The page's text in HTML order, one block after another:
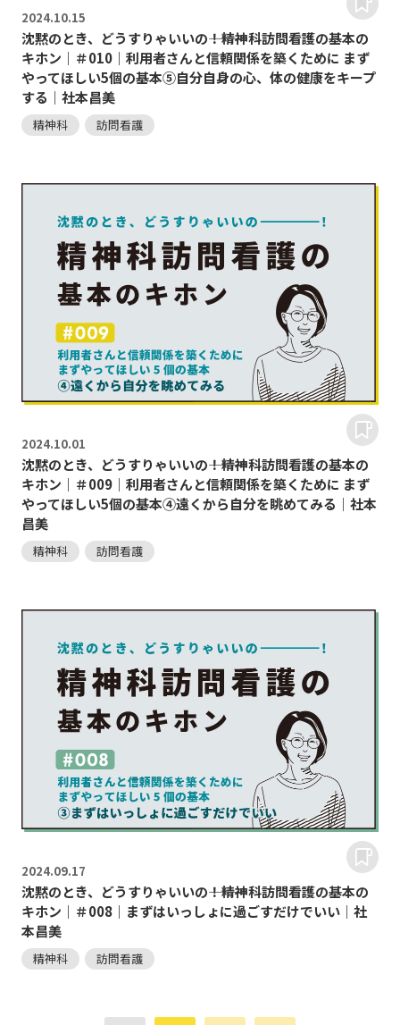
2024.10.15
沈黙のとき、どうすりゃいいの―――！精神科訪問看護の基本の
キホン｜＃010｜利用者さんと信頼関係を築くために まず
やってほしい5個の基本⑤自分自身の心、体の健康をキープ
する｜社本昌美
精神科 訪問看護
2024.10.01
沈黙のとき、どうすりゃいいの―――！精神科訪問看護の基本の
キホン｜＃009｜利用者さんと信頼関係を築くために まず
やってほしい5個の基本④遠くから自分を眺めてみる｜社本
昌美
精神科 訪問看護
2024.09.17
沈黙のとき、どうすりゃいいの―――！精神科訪問看護の基本の
キホン｜＃008｜まずはいっしょに過ごすだけでいい｜社
本昌美
精神科 訪問看護